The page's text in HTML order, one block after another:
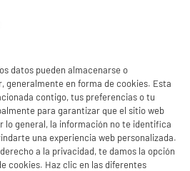
gratis en tienda!
productItem__availability-
change-btn
datos pueden almacenarse o
generalmente en forma de cookies. Esta
contigo, tus preferencias o tu
para garantizar que el sitio web
general, la información no te identifica
una experiencia web personalizada.
a la privacidad, te damos la opción
cookies. Haz clic en las diferentes